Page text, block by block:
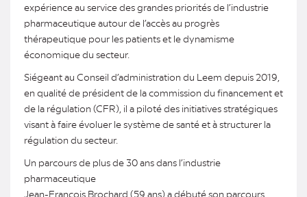
expérience au service des grandes priorités de l’industrie
pharmaceutique autour de l’accès au progrès
thérapeutique pour les patients et le dynamisme
économique du secteur.
Siégeant au Conseil d’administration du Leem depuis 2019,
en qualité de président de la commission du financement et
de la régulation (CFR), il a piloté des initiatives stratégiques
visant à faire évoluer le système de santé et à structurer la
régulation du secteur.
Un parcours de plus de 30 ans dans l’industrie
pharmaceutique
Jean-François Brochard (59 ans) a débuté son parcours